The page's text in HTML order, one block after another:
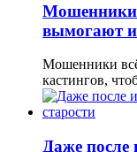
Мошенники
вымогают
Мошенники
кастингов,
Даже